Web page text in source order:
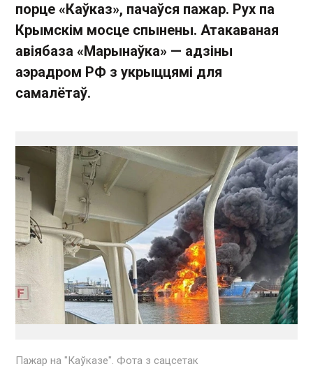
порце «Каўказ», пачаўся пажар. Рух па
Крымскім мосце спынены. Атакаваная
авіябаза «Марынаўка» — адзіны
аэрадром РФ з укрыццямі для
самалётаў.
Пажар на "Каўказе". Фота з сацсетак